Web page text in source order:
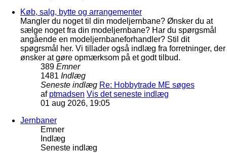
Køb, salg, bytte og arrangementer
Mangler du noget til din modeljernbane? Ønsker du at
sælge noget fra din modeljernbane? Har du spørgsmål
angående en modeljernbaneforhandler? Stil dit
spøgrsmål her. Vi tillader også indlæg fra forretninger, der
ønsker at gøre opmærksom på et godt tilbud.
389 Emner
1481 Indlæg
Seneste indlæg Re: Hobbytrade ME søges
af ptmadsen Vis det seneste indlæg
01 aug 2026, 19:05
Jernbaner
Emner
Indlæg
Seneste indlæg